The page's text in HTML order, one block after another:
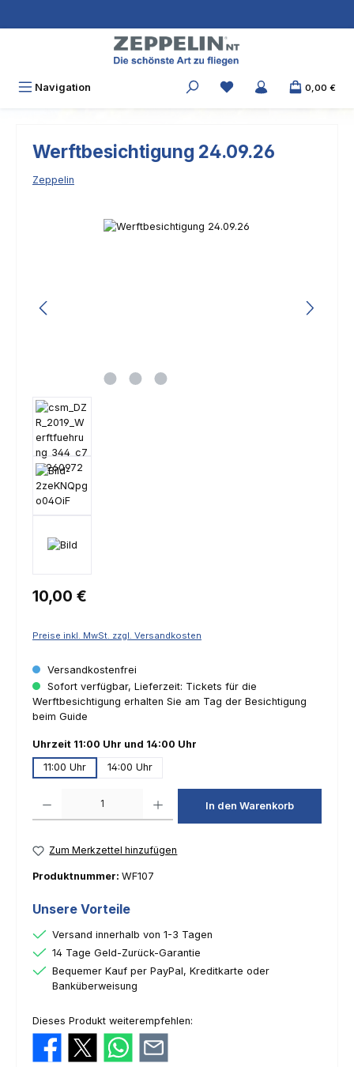
Navigation 0,00 €
Werftbesichtigung 24.09.26
Zeppelin
Bildergalerie überspringen
Regulärer Preis:
10,00 €
Preise inkl. MwSt. zzgl. Versandkosten
Versandkostenfrei
Sofort verfügbar, Lieferzeit: Tickets für die
Werftbesichtigung erhalten Sie am Tag der Besichtigung
beim Guide
Uhrzeit 11:00 Uhr und 14:00 Uhr
11:00 Uhr
14:00 Uhr
In den Warenkorb
Zum Merkzettel hinzufügen
Produktnummer: WF107
Unsere Vorteile
Versand innerhalb von 1-3 Tagen
14 Tage Geld-Zurück-Garantie
Bequemer Kauf per PayPal, Kreditkarte oder
Banküberweisung
Dieses Produkt weiterempfehlen: